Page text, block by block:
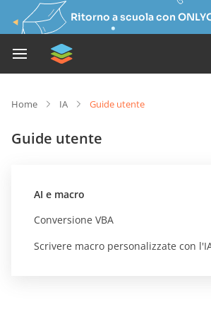
Ritorno a scuola con
Home IA Guide utente
Guide utente
AI e macro
Conversione VBA
Scrivere macro personalizzate con